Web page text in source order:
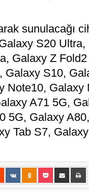
sunulacağı
S20
Galaxy Z
Galaxy S10,
Note10, Galaxy
A71 5G,
5G, Galaxy
Tab S7,